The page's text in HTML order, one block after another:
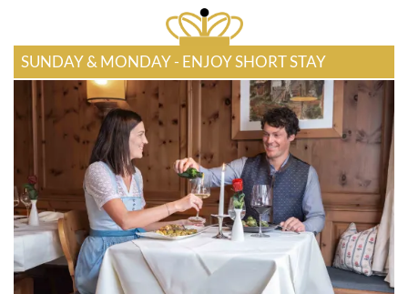
SUNDAY & MONDAY - ENJOY SHORT STAY